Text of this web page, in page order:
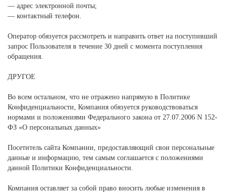
— адрес электронной почты;
— контактный телефон.
Оператор обязуется рассмотреть и направить ответ на поступивший
запрос Пользователя в течение 30 дней с момента поступления
обращения.
ДРУГОЕ
Во всем остальном, что не отражено напрямую в Политике
Конфиденциальности, Компания обязуется руководствоваться
нормами и положениями Федерального закона от 27.07.2006 N 152-
ФЗ «О персональных данных»
Посетитель сайта Компании, предоставляющий свои персональные
данные и информацию, тем самым соглашается с положениями
данной Политики Конфиденциальности.
Компания оставляет за собой право вносить любые изменения в